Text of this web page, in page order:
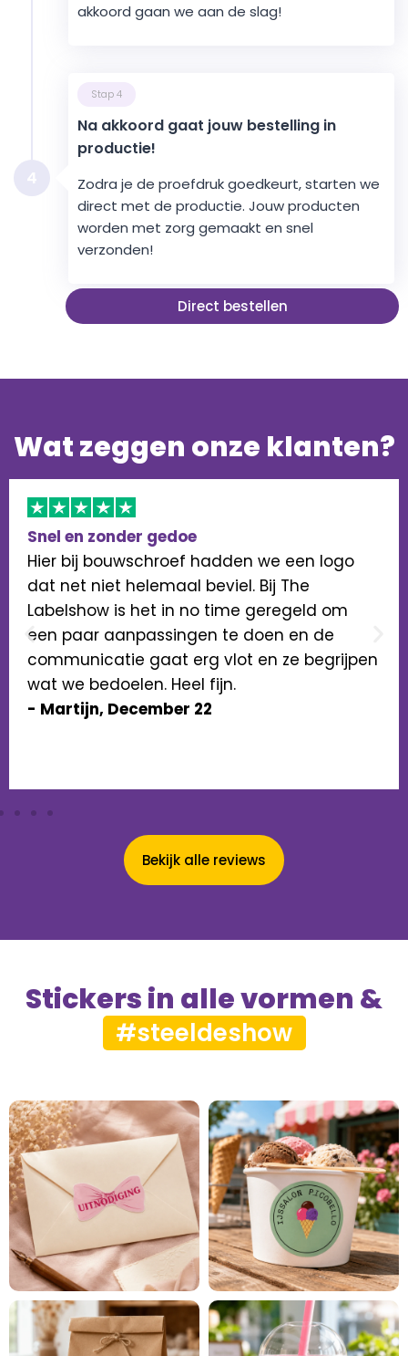
akkoord gaan we aan de slag!
Stap 4
Na akkoord gaat jouw bestelling in
productie!
Zodra je de proefdruk goedkeurt, starten we
direct met de productie. Jouw producten
worden met zorg gemaakt en snel
verzonden!
Direct bestellen
Wat zeggen onze klanten?
Snel en zonder gedoe
Hier bij bouwschroef hadden we een logo
dat net niet helemaal beviel. Bij The
Labelshow is het in no time geregeld om
een paar aanpassingen te doen en de
communicatie gaat erg vlot en ze begrijpen
wat we bedoelen. Heel fijn.
- Martijn, December 22
Bekijk alle reviews
Stickers in alle vormen &
maten
#steeldeshow